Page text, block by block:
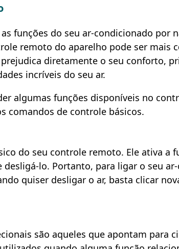
funções do seu ar-condicionado por
remoto do aparelho pode ser mais
diretamente o seu conforto,
incríveis do seu ar.
algumas funções disponíveis no
comandos de controle básicos.
do seu controle remoto. Ele ativa a
desligá-lo. Portanto, para ligar o seu
quiser desligar o ar, basta clicar
são aqueles que apontam para